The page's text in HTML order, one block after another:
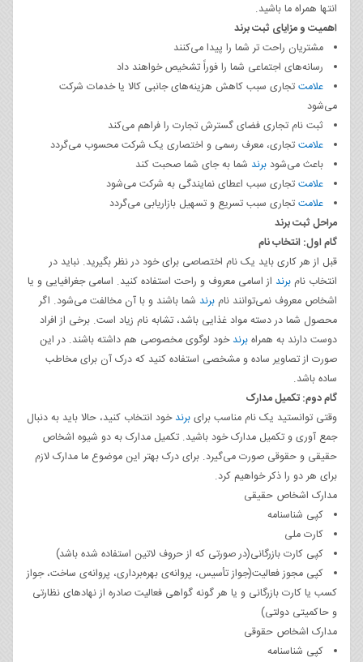
انتها همراه ما باشید.
اهمیت و مزایای ثبت برند
مشتریان راحت تر شما را پیدا می‌کنند
رسانه‌های اجتماعی شما را فوراً تشخیص خواهند داد
علامتتجاری سبب کاهش هزینه‌های جانبی کالا یا خدمات شرکت
می‌شود
ثبت نام تجاری فضای گسترش تجارت را فراهم می‌کند
علامتتجاری، معرف رسمی و اختصاری یک شرکت محسوب می‌گردد
باعث می‌شودبرند شما به جای شما صحبت کند
علامتتجاری سبب اعطای نمایندگی به شرکت می‌شود
علامتتجاری سبب تسریع و تسهیل بازاریابی می‌گردد
مراحل ثبت برند
گام اول: انتخاب نام
قبل از هر کاری باید یک نام اختصاصی برای خود در نظر بگیرید. نباید در
انتخاب نام برند از اسامی معروف و راحت استفاده کنید. اسامی جغرافیایی و یا
اشخاص معروف نمی‌توانند نام برند شما باشند و با آن مخالفت می‌شود. اگر
محصول شما در دسته مواد غذایی باشد، تشابه نام زیاد است. برخی از افراد
دوست دارند به همراهبرندخود لوگوی مخصوصی هم داشته باشند. در این
صورت از تصاویر ساده و مشخصی استفاده کنید که درک آن برای مخاطب
ساده باشد.
گام دوم: تکمیل مدارک
وقتی توانستید یک نام مناسب برایبرندخود انتخاب کنید، حالا باید به دنبال
جمع آوری و تکمیل مدارک خود باشید. تکمیل مدارک به دو شیوه اشخاص
حقیقی و حقوقی صورت می‌گیرد. برای درک بهتر این موضوع ما مدارک لازم
برای هر دو را ذکر خواهیم کرد.
مدارک اشخاص حقیقی
کپی شناسنامه
کارت ملی
کپی کارت بازرگانی(در صورتی که از حروف لاتین استفاده شده باشد)
کپی مجوز فعالیت(جواز تأسیس، پروانه‌ی بهره‌برداری، پروانه‌ی ساخت، جواز
کسب یا کارت بازرگانی و یا هر گونه گواهی فعالیت صادره از نهادهای نظارتی
و حاکمیتی دولتی)
مدارک اشخاص حقوقی
کپی شناسنامه